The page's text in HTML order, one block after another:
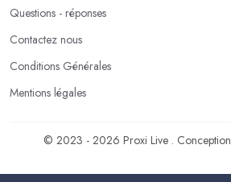
Questions - réponses
Contactez nous
Conditions Générales
Mentions légales
© 2023 - 2026 Proxi Live . Conception